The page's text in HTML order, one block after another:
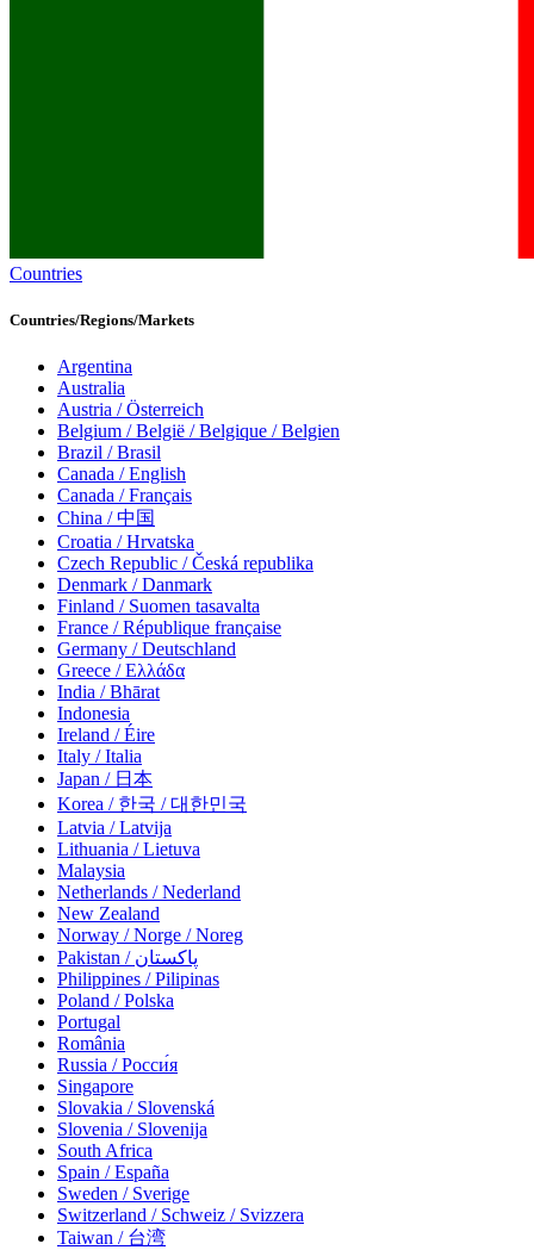
Countries
Countries/Regions/Markets
Argentina
Australia
Austria / Österreich
Belgium / België / Belgique / Belgien
Brazil / Brasil
Canada / English
Canada / Français
China / 中国
Croatia / Hrvatska
Czech Republic / Česká republika
Denmark / Danmark
Finland / Suomen tasavalta
France / République française
Germany / Deutschland
Greece / Ελλάδα
India / Bhārat
Indonesia
Ireland / Éire
Italy / Italia
Japan / 日本
Korea / 한국 / 대한민국
Latvia / Latvija
Lithuania / Lietuva
Malaysia
Netherlands / Nederland
New Zealand
Norway / Norge / Noreg
Pakistan / پاکستان
Philippines / Pilipinas
Poland / Polska
Portugal
România
Russia / Росси́я
Singapore
Slovakia / Slovenská
Slovenia / Slovenija
South Africa
Spain / España
Sweden / Sverige
Switzerland / Schweiz / Svizzera
Taiwan / 台湾